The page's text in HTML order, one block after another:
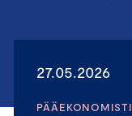
27.05.2026
PÄÄEKONOMISTI